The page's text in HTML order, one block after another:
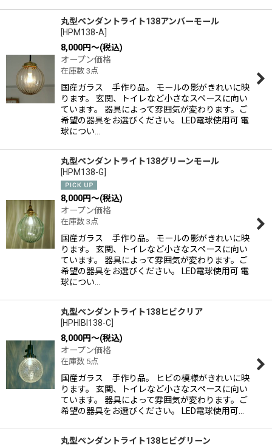
丸型ペンダントライト138アンバーモール
[HPM138-A]
8,000円～(税込)
オープン価格
在庫数 3点
国産ガラス 手作り品。 モールの影がきれいに映
ります。 玄関、トイレなど小さなスペースに向い
ています。 器具によって雰囲気が変わります。ご
希望の器具をお選びください。 LED電球使用可 電
球につい…
丸型ペンダントライト138グリーンモール
[HPM138-G]
8,000円～(税込)
オープン価格
在庫数 3点
国産ガラス 手作り品。 モールの影がきれいに映
ります。 玄関、トイレなど小さなスペースに向い
ています。 器具によって雰囲気が変わります。ご
希望の器具をお選びください。 LED電球使用可 電
球につい…
丸型ペンダントライト138ヒビクリア
[HPHIBI138-C
8,000円～(税込)
オープン価格
在庫数 5点
国産ガラス 手作り品。 ヒビの模様がきれいに映
ります。 玄関、トイレなど小さなスペースに向い
ています。 器具によって雰囲気が変わります。ご
希望の器具をお選びください。 LED電球使用可…
丸型ペンダントライト138ヒビグリーン